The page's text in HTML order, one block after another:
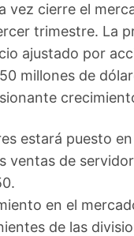
vez cierre el
trimestre. La
ajustado por
millones de
estará puesto
ventas de
en el
de las